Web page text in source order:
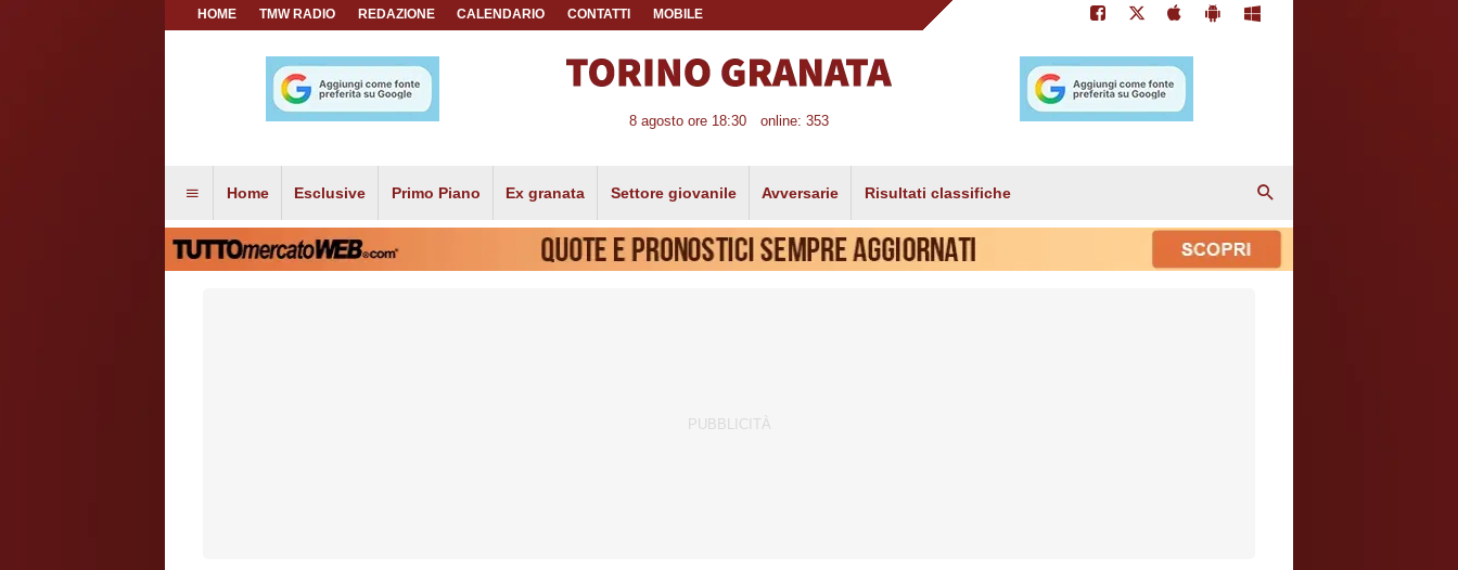
HOME TMW RADIO REDAZIONE CALENDARIO CONTATTI MOBILE
8 agosto ore 18:30 online: 353
Home Esclusive Primo Piano Ex granata Settore giovanile Avversarie Risultati classifiche